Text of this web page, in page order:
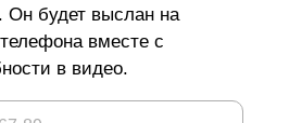
Он будет выслан на
вместе с
в видео.